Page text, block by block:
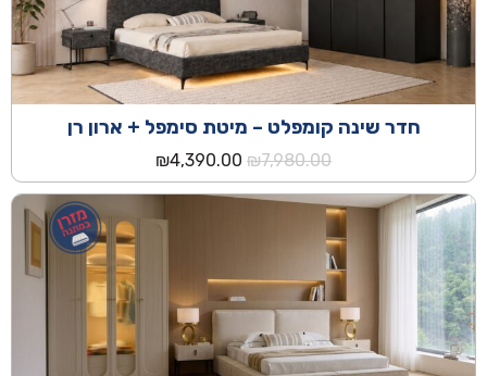
חדר שינה קומפלט – מיטת סימפל + ארון רן
₪7,980.00
המחיר
המקורי
היה:
₪7,980.00.
₪4,390.00
הנוכחי
הוא:
₪4,390.00.